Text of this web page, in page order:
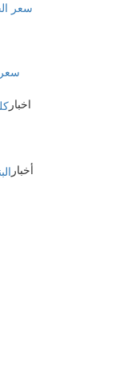
سعر
اخبار
أخبار